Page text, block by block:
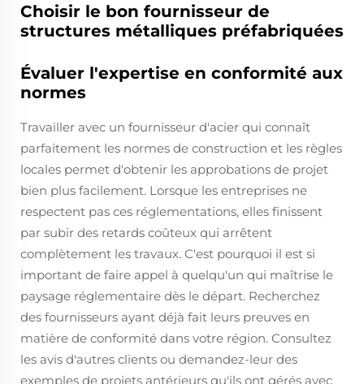
Choisir le bon fournisseur de
structures métalliques préfabriquées
Évaluer l'expertise en conformité aux
normes
Travailler avec un fournisseur d'acier qui connaît
parfaitement les normes de construction et les règles
locales permet d'obtenir les approbations de projet
bien plus facilement. Lorsque les entreprises ne
respectent pas ces réglementations, elles finissent
par subir des retards coûteux qui arrêtent
complètement les travaux. C'est pourquoi il est si
important de faire appel à quelqu'un qui maîtrise le
paysage réglementaire dès le départ. Recherchez
des fournisseurs ayant déjà fait leurs preuves en
matière de conformité dans votre région. Consultez
les avis d'autres clients ou demandez-leur des
exemples de projets antérieurs qu'ils ont gérés avec